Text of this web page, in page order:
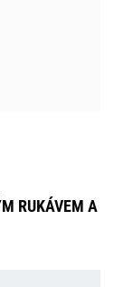
RUKÁVEM A